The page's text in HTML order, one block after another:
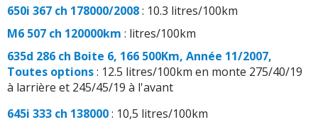
650i 367 ch 178000/2008: 10.3 litres/100km
M6 507 ch 120000km : litres/100km
635d 286 ch Boite 6, 166 500Km, Année 11/2007,
Toutes options: 12.5 litres/100km en monte 275/40/19
à larrière et 245/45/19 à l'avant
645i 333 ch 138000: 10,5 litres/100km